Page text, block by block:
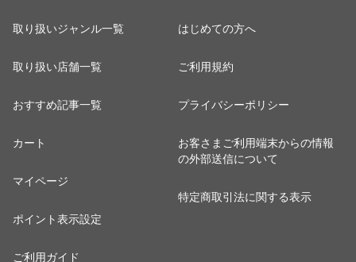
取り扱いジャンル一覧
取り扱い店舗一覧
おすすめ記事一覧
カート
マイページ
ポイント表示設定
ご利用ガイド
はじめての方へ
ご利用規約
プライバシーポリシー
お客さまご利用端末からの情報
の外部送信について
特定商取引法に関する表示